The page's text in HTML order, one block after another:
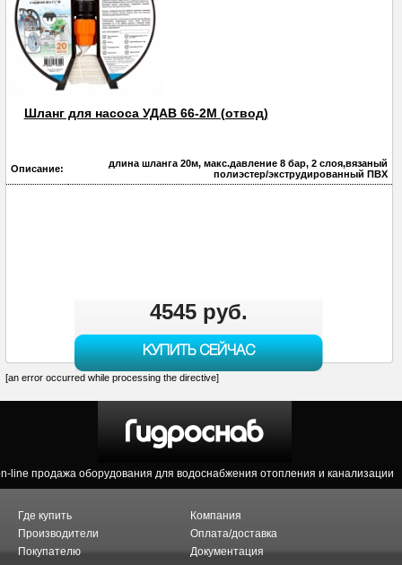
Шланг для насоса УДАВ 66-2М (отвод)
Описание:
длина шланга 20м, макс.давление 8 бар, 2 слоя,вязаный
полиэстер/экструдированный ПВХ
4545 руб.
КУПИТЬ СЕЙЧАС
[an error occurred while processing the directive]
line продажа оборудования для водоснабжения отопления и канализации
Где купить
Компания
Производители
Оплата/доставка
Покупателю
Документация